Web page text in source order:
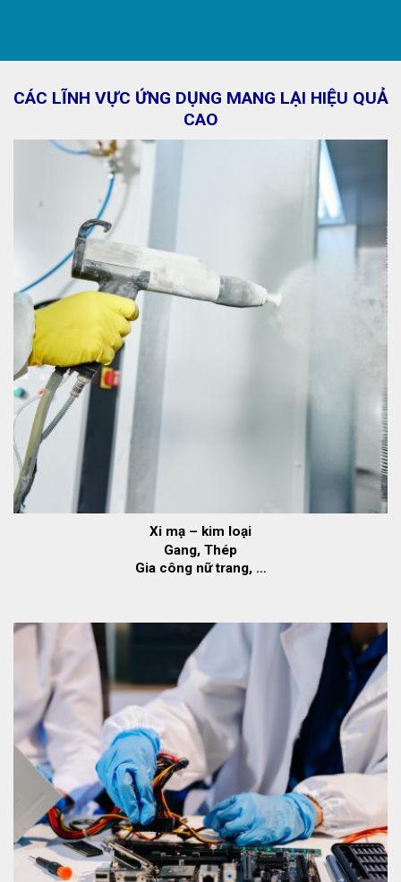
CÁC LĨNH VỰC ỨNG DỤNG MANG LẠI HIỆU QUẢ
CAO
Xi mạ – kim loại
Gang, Thép
Gia công nữ trang, …